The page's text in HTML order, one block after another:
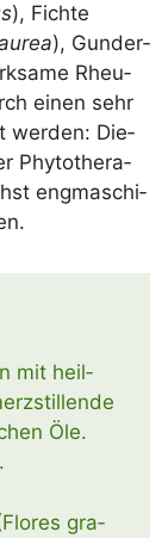
), Fich­te
), Gun­der­
Rheu­
einen sehr
wer­den: Die­
Phy­to­the­ra­
eng­ma­schi­
mit heil­
Öle.
gra­